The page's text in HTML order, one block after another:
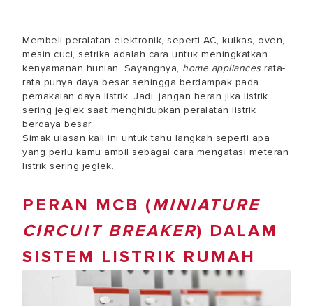
Membeli peralatan elektronik, seperti AC, kulkas, oven,
mesin cuci, setrika adalah cara untuk meningkatkan
kenyamanan hunian. Sayangnya, home appliances rata-
rata punya daya besar sehingga berdampak pada
pemakaian daya listrik. Jadi, jangan heran jika listrik
sering jeglek saat menghidupkan peralatan listrik
berdaya besar.
Simak ulasan kali ini untuk tahu langkah seperti apa
yang perlu kamu ambil sebagai cara mengatasi meteran
listrik sering jeglek.
PERAN MCB (MINIATURE
CIRCUIT BREAKER) DALAM
SISTEM LISTRIK RUMAH